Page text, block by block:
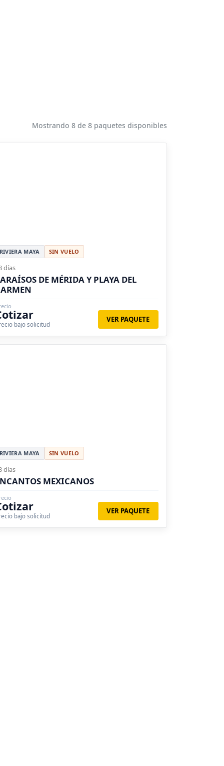
Mostrando 8 de 8 paquetes disponibles
RIVIERA MAYA SIN VUELO
días
DE MÉRIDA Y PLAYA DEL
bajo solicitud
VER PAQUETE
RIVIERA MAYA SIN VUELO
días
MEXICANOS
bajo solicitud
VER PAQUETE